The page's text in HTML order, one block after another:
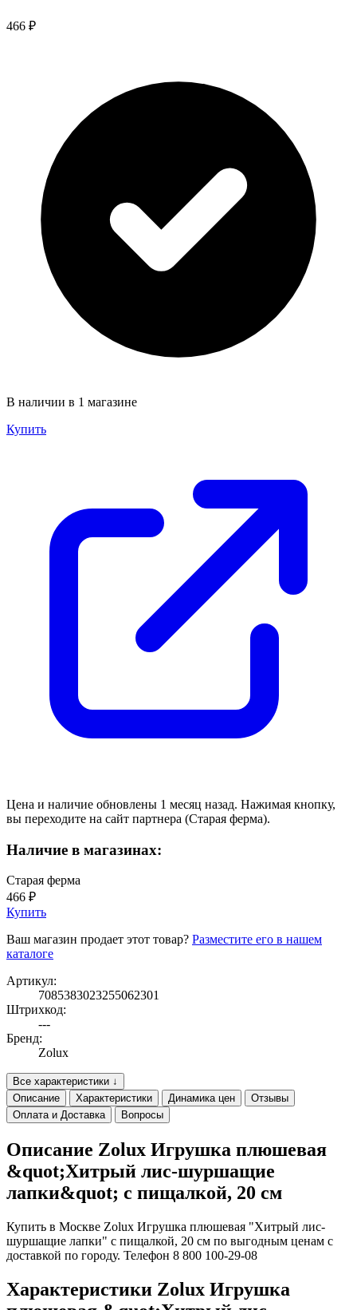
466 ₽
В наличии в 1 магазине
Купить
Цена и наличие обновлены 1 месяц назад. Нажимая кнопку,
вы переходите на сайт партнера (Старая ферма).
Наличие в магазинах:
Старая ферма
466 ₽
Купить
Ваш магазин продает этот товар? Разместите его в нашем
каталоге
Артикул:
7085383023255062301
Штрихкод:
---
Бренд:
Zolux
Все характеристики ↓
Описание
Характеристики Динамика цен
Отзывы
Оплата и Доставка
Вопросы
Описание Zolux Игрушка плюшевая
&quot;Хитрый лис-шуршащие
лапки&quot; с пищалкой, 20 см
Купить в Москве Zolux Игрушка плюшевая "Хитрый лис-
шуршащие лапки" с пищалкой, 20 см по выгодным ценам с
доставкой по городу. Телефон 8 800 100-29-08
Характеристики Zolux Игрушка